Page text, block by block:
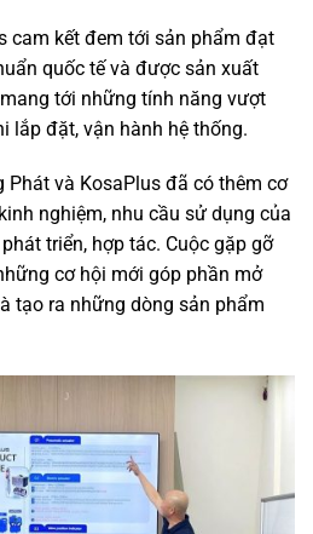
cam kết đem tới sản phẩm đạt
quốc tế và được sản xuất
tới những tính năng vượt
lắp đặt, vận hành hệ thống.
Phát và KosaPlus đã có thêm cơ
nghiệm, nhu cầu sử dụng của
triển, hợp tác. Cuộc gặp gỡ
cơ hội mới góp phần mở
tạo ra những dòng sản phẩm